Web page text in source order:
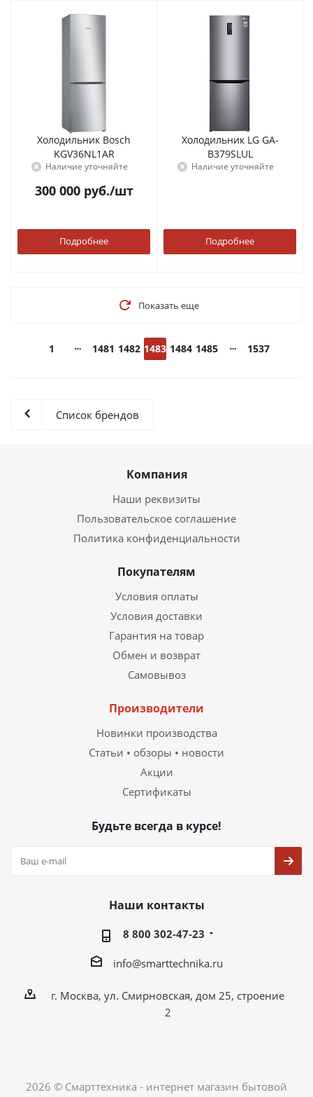
Холодильник Bosch
KGV36NL1AR
Наличие уточняйте
300 000руб./шт
Подробнее
Холодильник LG GA-
B379SLUL
Наличие уточняйте
Подробнее
Показать еще
1 1481 1482 1483 1484 1485 1537
Список брендов
Компания
Наши реквизиты
Пользовательское соглашение
Политика конфиденциальности
Покупателям
Условия оплаты
Условия доставки
Гарантия на товар
Обмен и возврат
Самовывоз
Производители
Новинки производства
Статьи • обзоры • новости
Акции
Сертификаты
Будьте всегда в курсе!
Наши контакты
8 800 302-47-23
info@smarttechnika.ru
г. Москва, ул. Смирновская, дом 25, строение
2
2026 © Смарттехника - интернет магазин бытовой